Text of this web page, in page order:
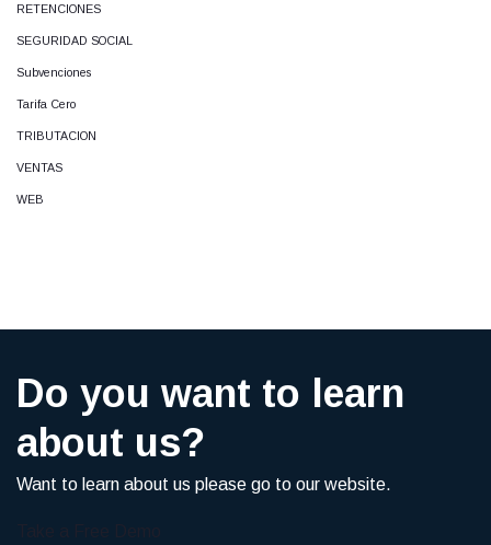
RETENCIONES
SEGURIDAD SOCIAL
Subvenciones
Tarifa Cero
TRIBUTACION
VENTAS
WEB
Do you want to learn
about us?
Want to learn about us please go to our website.